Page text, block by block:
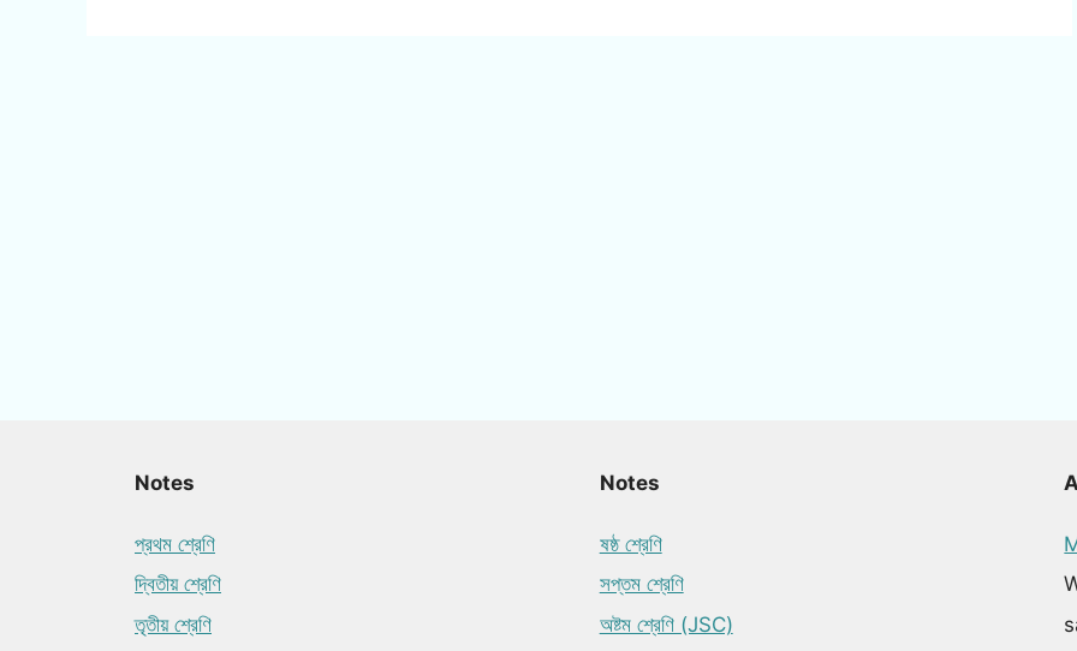
Notes
প্রথম শ্রেণি
দ্বিতীয় শ্রেণি
তৃতীয় শ্রেণি
Notes
ষষ্ঠ শ্রেণি
সপ্তম শ্রেণি
অষ্টম শ্রেণি (JSC)